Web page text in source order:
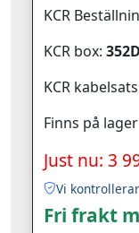
KCR
KCR box:
KCR
Finns på
Just nu: 3
Vi
Fri frakt